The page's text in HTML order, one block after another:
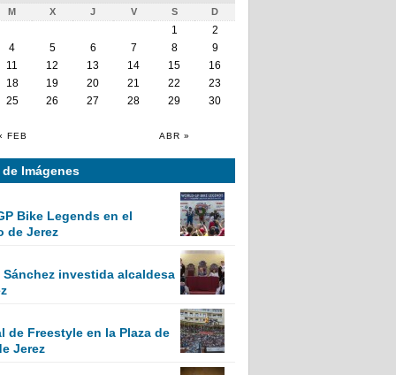
M X J V S D
FEB ABR »
1
2
4 5 6 7 8
9
11 12 13 14 15
16
18 19 20 21 22
23
25 26 27 28 29
30
Imágenes
Bike Legends en el
de Jerez
Sánchez investida alcaldesa
de Freestyle en la Plaza de
Jerez